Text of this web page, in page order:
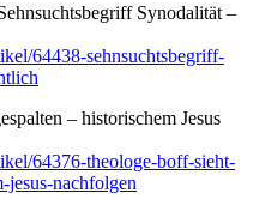
Synodalität –
64438-sehnsuchtsbegriff-
– historischem Jesus
64376-theologe-boff-sieht-
jesus-nachfolgen